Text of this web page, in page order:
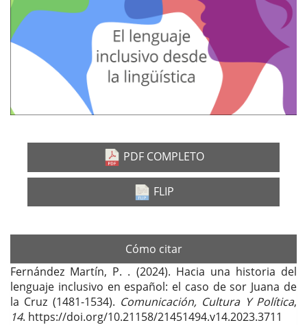
PDF COMPLETO
FLIP
Cómo citar
Fernández Martín, P. . (2024). Hacia una historia del
lenguaje inclusivo en español: el caso de sor Juana de
la Cruz (1481-1534). Comunicación, Cultura Y Política,
14. https://doi.org/10.21158/21451494.v14.2023.3711